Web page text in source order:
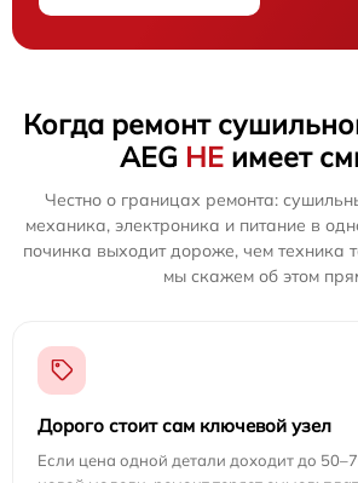
Когда ремонт
AEG НЕ имеет
Честно о границах ремонта:
механика, электроника и питание в
починка выходит дороже, чем техника
мы скажем об этом
Дорого стоит сам ключевой узел
Если цена одной детали доходит до